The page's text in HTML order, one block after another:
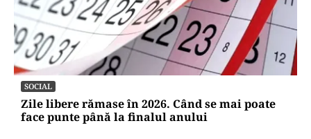
SOCIAL
Zile libere rămase în 2026. Când se mai poate
face punte până la finalul anului